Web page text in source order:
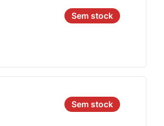
Sem stock
Sem stock